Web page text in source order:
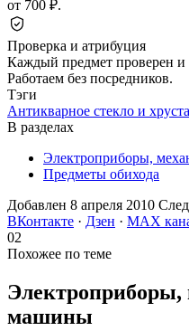
от 700 ₽.
Проверка и атрибуция
Каждый предмет проверен и
Работаем без посредников.
Тэги
Антикварное стекло и
В разделах
Электроприборы,
Предметы обихода
Добавлен 8 апреля 2010
ВКонтакте · Дзен · MAX
02
Похожее по теме
машины